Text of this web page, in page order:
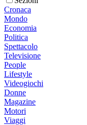
Cronaca
Mondo
Economia
Politica
Spettacolo
Televisione
People
Lifestyle
Videogiochi
Donne
Magazine
Motori
Viaggi